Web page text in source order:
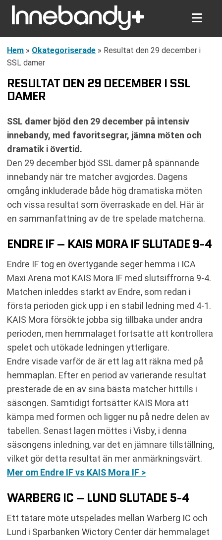
Hem » Okategoriserade » Resultat den 29 december i
SSL damer
RESULTAT DEN 29 DECEMBER I SSL
DAMER
SSL damer bjöd den 29 december på intensiv
innebandy, med favoritsegrar, jämna möten och
dramatik i övertid.
Den 29 december bjöd SSL damer på spännande
innebandy när tre matcher avgjordes. Dagens
omgång inkluderade både hög dramatiska möten
och vissa resultat som överraskade en del. Här är
en sammanfattning av de tre spelade matcherna.
ENDRE IF – KAIS MORA IF SLUTADE 9-4
Endre IF tog en övertygande seger hemma i ICA
Maxi Arena mot KAIS Mora IF med slutsiffrorna 9-4.
Matchen inleddes starkt av Endre, som redan i
första perioden gick upp i en stabil ledning med 4-1.
KAIS Mora försökte jobba sig tillbaka under andra
perioden, men hemmalaget fortsatte att kontrollera
spelet och utökade ledningen ytterligare.
Endre visade varför de är ett lag att räkna med på
hemmaplan. Efter en period av varierande resultat
presterade de en av sina bästa matcher hittills i
säsongen. Samtidigt fortsätter KAIS Mora att
kämpa med formen och ligger nu på nedre delen av
tabellen. Senast lagen möttes i Visby, i denna
säsongens inledning, var det en jämnare tillställning,
vilket gör detta resultat än mer anmärkningsvärt.
Mer om Endre IF vs KAIS Mora IF >
WARBERG IC – LUND SLUTADE 5-4
Ett tätare möte utspelades mellan Warberg IC och
Lund i Sparbanken Wictory Center där hemmalaget